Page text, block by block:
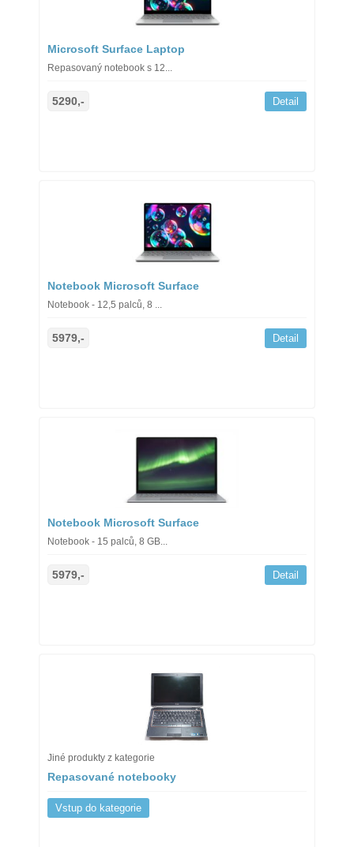
Microsoft Surface Laptop
Repasovaný notebook s 12...
5290,- Detail
Notebook Microsoft Surface
Notebook - 12,5 palců, 8 ...
5979,- Detail
Notebook Microsoft Surface
Notebook - 15 palců, 8 GB...
5979,- Detail
Jiné produkty z kategorie
Repasované notebooky
Vstup do kategorie